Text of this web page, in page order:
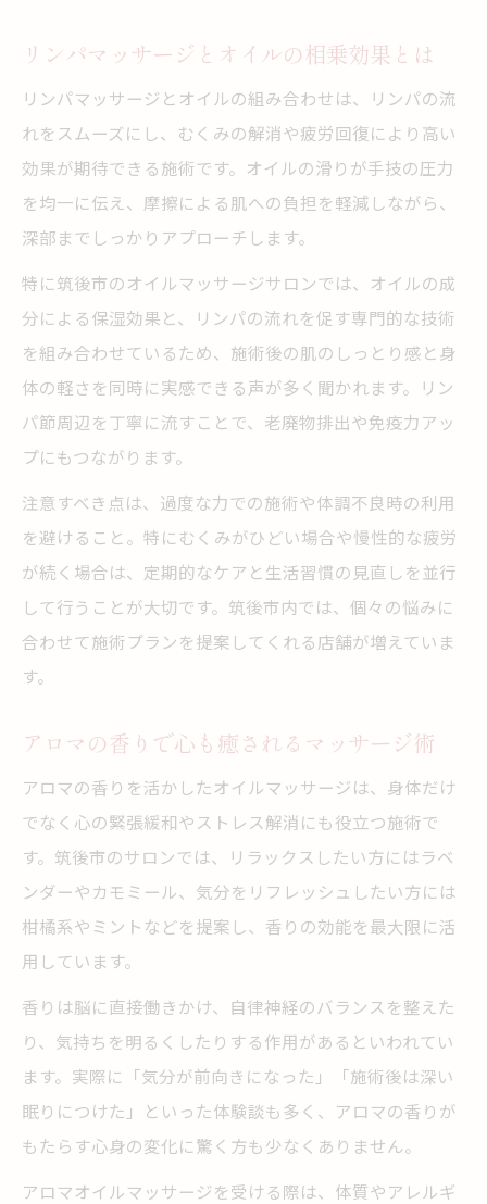
リンパマッサージとオイルの相乗効果とは
リンパマッサージとオイルの組み合わせは、リンパの流
れをスムーズにし、むくみの解消や疲労回復により高い
効果が期待できる施術です。オイルの滑りが手技の圧力
を均一に伝え、摩擦による肌への負担を軽減しながら、
深部までしっかりアプローチします。
特に筑後市のオイルマッサージサロンでは、オイルの成
分による保湿効果と、リンパの流れを促す専門的な技術
を組み合わせているため、施術後の肌のしっとり感と身
体の軽さを同時に実感できる声が多く聞かれます。リン
パ節周辺を丁寧に流すことで、老廃物排出や免疫力アッ
プにもつながります。
注意すべき点は、過度な力での施術や体調不良時の利用
を避けること。特にむくみがひどい場合や慢性的な疲労
が続く場合は、定期的なケアと生活習慣の見直しを並行
して行うことが大切です。筑後市内では、個々の悩みに
合わせて施術プランを提案してくれる店舗が増えていま
す。
アロマの香りで心も癒されるマッサージ術
アロマの香りを活かしたオイルマッサージは、身体だけ
でなく心の緊張緩和やストレス解消にも役立つ施術で
す。筑後市のサロンでは、リラックスしたい方にはラベ
ンダーやカモミール、気分をリフレッシュしたい方には
柑橘系やミントなどを提案し、香りの効能を最大限に活
用しています。
香りは脳に直接働きかけ、自律神経のバランスを整えた
り、気持ちを明るくしたりする作用があるといわれてい
ます。実際に「気分が前向きになった」「施術後は深い
眠りにつけた」といった体験談も多く、アロマの香りが
もたらす心身の変化に驚く方も少なくありません。
アロマオイルマッサージを受ける際は、体質やアレルギ